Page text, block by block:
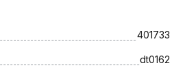
401733
dt0162